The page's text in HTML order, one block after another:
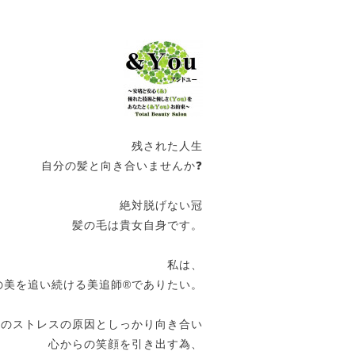
残された人生
自分の髪と向き合いませんか❓
絶対脱げない冠
髪の毛は貴女自身です。
私は、
美を追い続ける美追師®️でありたい。
ストレスの原因としっかり向き合い
心からの笑顔を引き出す為、